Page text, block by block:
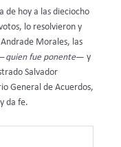
de hoy a las dieciocho
lo resolvieron y
Morales, las
quien fue ponente— y
Salvador
General de Acuerdos,
da fe.